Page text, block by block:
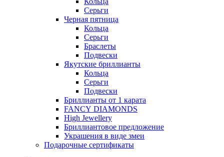
Серьги
Черная пятница
Кольца
Серьги
Браслеты
Подвески
Якутские бриллианты
Кольца
Серьги
Подвески
Бриллианты от 1 карата
FANCY DIAMONDS
High Jewellery
Бриллиантовое предложение
Украшения в виде змеи
Подарочные сертификаты